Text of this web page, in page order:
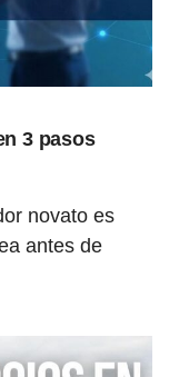
3 pasos
novato es
antes de